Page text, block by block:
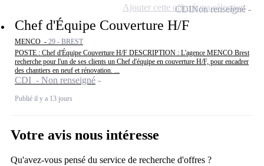
Chef d'Équipe Couverture H/F
MENCO - 29 - BREST
POSTE : Chef d'Équipe Couverture H/F DESCRIPTION : L'agence MENCO Brest
recherche pour l'un de ses clients un Chef d'équipe en couverture H/F, pour encadrer
des chantiers en neuf et rénovation. ...
CDI - Non renseigné
Publié il y a 13 jours
CDINon renseigné
Ajouter cette offre à ma sélection
Votre avis nous intéresse
Qu'avez-vous pensé du service de recherche d'offres ?